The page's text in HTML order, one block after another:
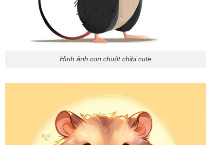
Hình ảnh con chuột chibi cute